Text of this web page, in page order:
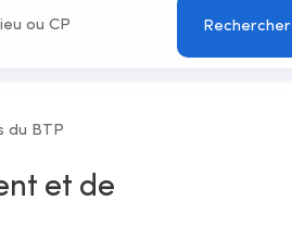
Rechercher
du BTP
et de